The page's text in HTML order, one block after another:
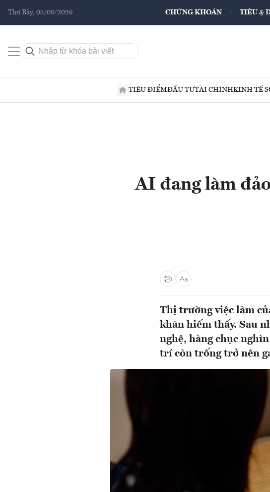
Thứ Bảy, 08/08/2026 CHỨNG KHOÁN TIÊU &
TIÊU ĐIỂMĐẦU TƯTÀI CHÍNHKINH TẾ
AI đang làm
Thị trường việc làm
khăn hiếm thấy. Sau
nghệ, hàng chục
trí còn trống trở nên